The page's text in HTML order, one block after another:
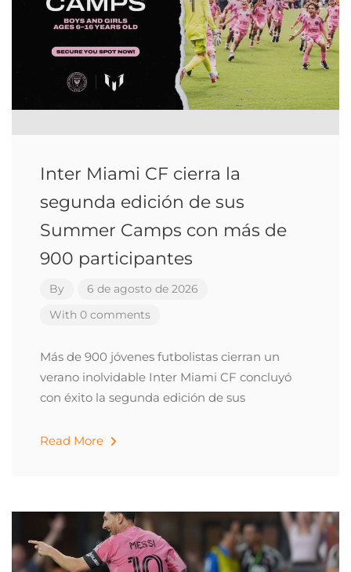
Inter Miami CF cierra la
segunda edición de sus
Summer Camps con más de
900 participantes
By
6 de agosto de 2026
With 0 comments
Más de 900 jóvenes futbolistas cierran un
verano inolvidable Inter Miami CF concluyó
con éxito la segunda edición de sus
Read More